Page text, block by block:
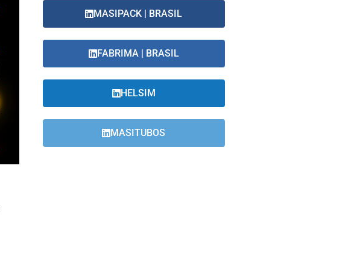
MASIPACK | BRASIL
FABRIMA | BRASIL
HELSIM
MASITUBOS